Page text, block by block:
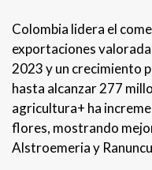
Colombia lidera el
exportaciones
2023 y un crecimiento
hasta alcanzar 277
agricultura+ ha
flores, mostrando
Alstroemeria y